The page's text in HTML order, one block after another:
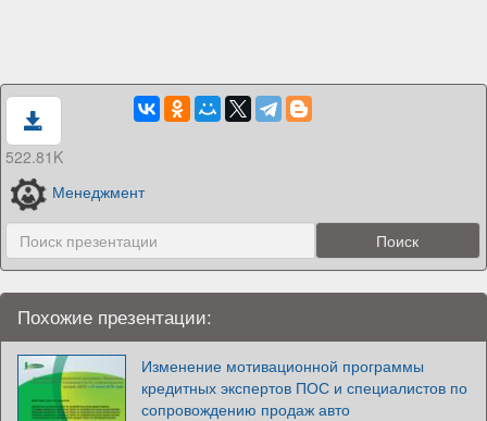
522.81K
Менеджмент
Похожие презентации:
Изменение мотивационной программы
кредитных экспертов ПОС и специалистов по
сопровождению продаж авто